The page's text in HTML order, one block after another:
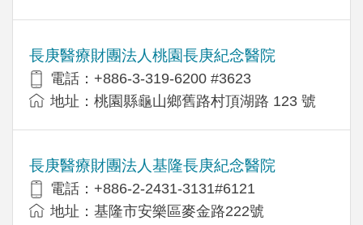
長庚醫療財團法人桃園長庚紀念醫院
電話：+886-3-319-6200 #3623
地址：桃園縣龜山鄉舊路村頂湖路 123 號
長庚醫療財團法人基隆長庚紀念醫院
電話：+886-2-2431-3131#6121
地址：基隆市安樂區麥金路222號